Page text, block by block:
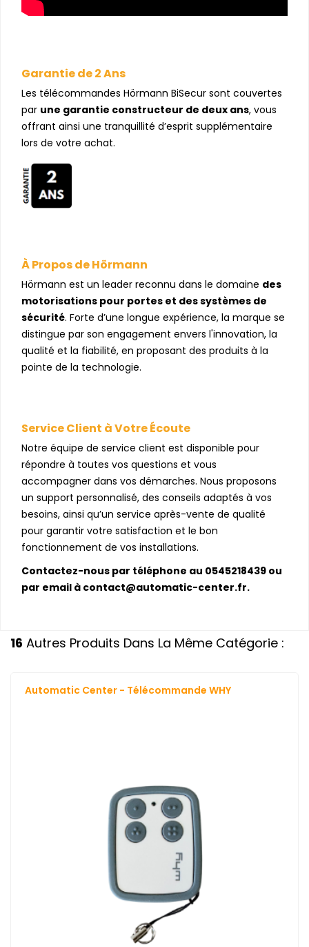
Garantie de 2 Ans
Les télécommandes Hörmann BiSecur sont couvertes
par une garantie constructeur de deux ans, vous
offrant ainsi une tranquillité d’esprit supplémentaire
lors de votre achat.
À Propos de Hörmann
Hörmann est un leader reconnu dans le domaine des
motorisations pour portes et des systèmes de
sécurité. Forte d’une longue expérience, la marque se
distingue par son engagement envers l'innovation, la
qualité et la fiabilité, en proposant des produits à la
pointe de la technologie.
Service Client à Votre Écoute
Notre équipe de service client est disponible pour
répondre à toutes vos questions et vous
accompagner dans vos démarches. Nous proposons
un support personnalisé, des conseils adaptés à vos
besoins, ainsi qu’un service après-vente de qualité
pour garantir votre satisfaction et le bon
fonctionnement de vos installations.
Contactez-nous par téléphone au 0545218439 ou
par email à contact@automatic-center.fr.
16 Autres Produits Dans La Même Catégorie :
Automatic Center - Télécommande WHY